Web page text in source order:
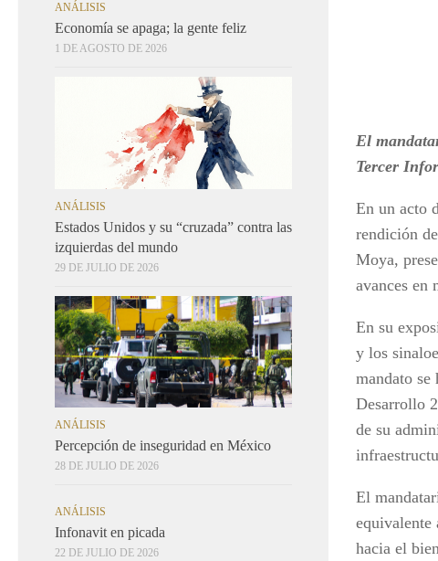
El
Tercer
En un acto
rendición
Moya,
avances en
En su
y los
mandato se
Desarrollo
de su
El
equivalente
hacia el
ANÁLISIS
Economía se apaga; la gente feliz
1 DE AGOSTO DE 2026
ANÁLISIS
Estados Unidos y su “cruzada” contra las
izquierdas del mundo
29 DE JULIO DE 2026
ANÁLISIS
Percepción de inseguridad en México
28 DE JULIO DE 2026
ANÁLISIS
Infonavit en picada
22 DE JULIO DE 2026